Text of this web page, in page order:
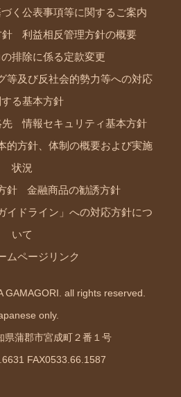
く公表事項等に関するご案内
針 利益相反管理方針の概要
排除に係る定款変更
等及び反社会的勢力等への対応
する基本方針
先 情報セキュリティ基本方針
的方針、体制の概要および実施
状況
針 金融商品の勧誘方針
イドライン」への対応方針につ
いて
ムページリンク
GAMAGORI. all rights reserved.
only.
県蒲郡市宮成町２番１号
FAX0533.66.1587